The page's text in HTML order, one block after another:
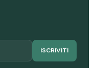
ISCRIVITI